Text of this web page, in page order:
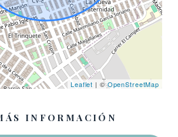
Leaflet | ©OpenStreetMap
INFORMACIÓN